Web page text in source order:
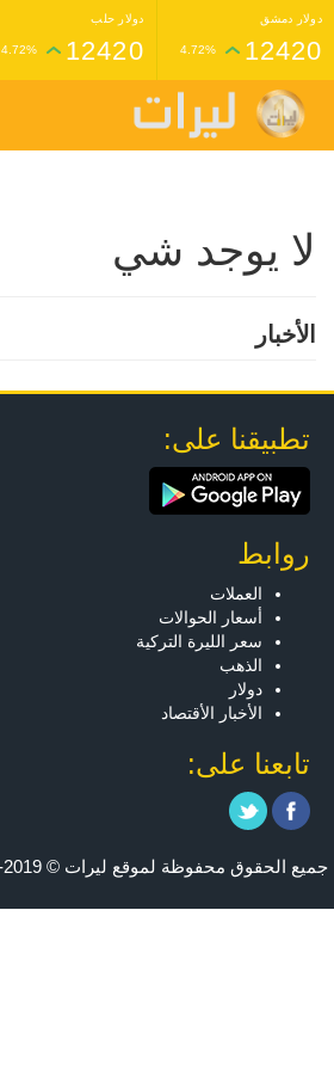
دولار دمشق
12420
4.72%
دولار حلب
12420
4.72%
غرام عيار 24 ذهب
1,398,000
4.33%
1,227,000
لا يوجد شي
الأخبار
تطبيقنا على:
روابط
العملات
أسعار الحوالات
سعر الليرة التركية
الذهب
دولار
الأخبار الأقتصاد
تابعنا على:
جميع الحقوق محفوظة لموقع ليرات © 2019-2024